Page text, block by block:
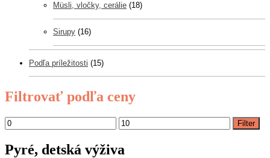
Müsli, vločky, cerálie (18)
Sirupy (16)
Podľa príležitosti (15)
Filtrovať podľa ceny
Filter
Pyré, detská výživa